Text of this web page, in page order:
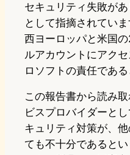
セキュリティ失敗が
として指摘されてい
西ヨーロッパと米国
ルアカウントにアク
ロソフトの責任であ
この報告書から読み
ビスプロバイダーと
キュリティ対策が、
ても不十分であると